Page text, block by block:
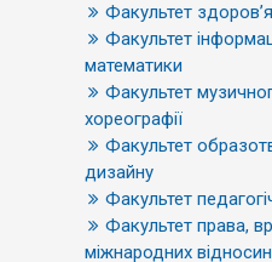
Факультет
Факультет
математики
Факультет
хореографії
Факультет
дизайну
Факультет
Факультет права,
міжнародних відносин